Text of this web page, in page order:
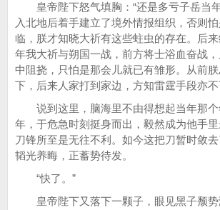
皇帝陛下怒气填胸：“还是多亏子岳当
入北地后着手建立了境外情报组织，否则
临，朕才知晓大祈有这些蛀虫的存在。后
年我大祈与朔国一战，前方将士浴血奋战
中阻挠，只怕是那会儿就已有雏形。从前
下，后来人家打到家边，方知雷霆手段亦不
说到这里，脑海里不由得想起当年那个
年，于危急时刻挺身而出，毅然成为他手里
刀锋所至是无往不利。如今这把刀暂时敛
韬光养晦，正蓄势待发。
“快了。”
皇帝陛下又落下一颗子，眼见黑子颓势